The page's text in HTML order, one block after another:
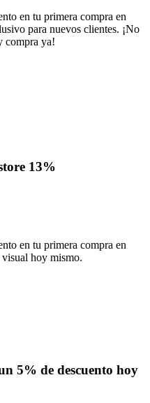
en tu primera compra en
para nuevos clientes. ¡No
compra ya!
13%
en tu primera compra en
hoy mismo.
5% de descuento hoy